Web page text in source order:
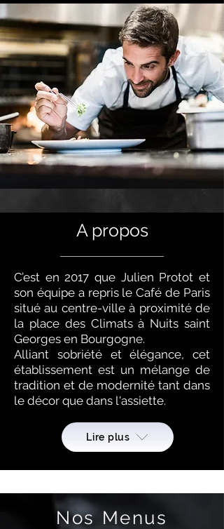
A propos
C’est en 2017 que Julien Protot et
son équipe a repris le Café de Paris
situé au centre-ville à proximité de
la place des Climats à Nuits saint
Georges en Bourgogne.
Alliant sobriété et élégance, cet
établissement est un mélange de
tradition et de modernité tant dans
le décor que dans l'assiette.
Lire plus
Nos Menus